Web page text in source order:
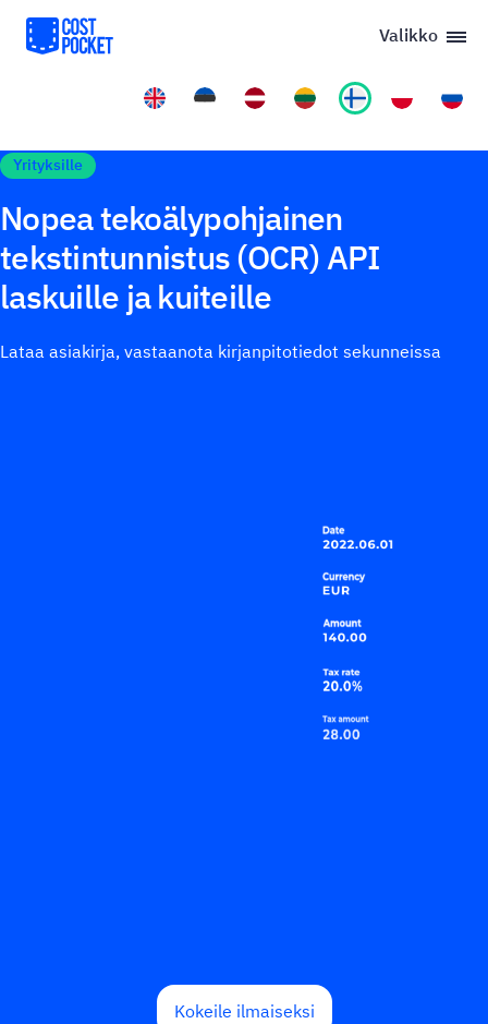
Valikko
Yrityksille
Nopea tekoälypohjainen
tekstintunnistus (OCR) API
laskuille ja kuiteille
Lataa asiakirja, vastaanota kirjanpitotiedot sekunneissa
Kokeile ilmaiseksi